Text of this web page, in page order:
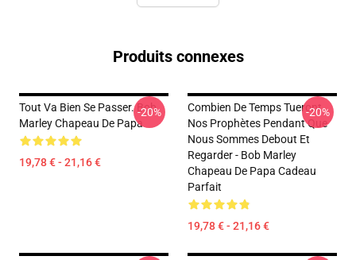
Produits connexes
Tout Va Bien Se Passer. Bob
Marley Chapeau De Papa
19,78 € - 21,16 €
-20%
Combien De Temps Tueront
Nos Prophètes Pendant Que
Nous Sommes Debout Et
Regarder - Bob Marley
Chapeau De Papa Cadeau
Parfait
19,78 € - 21,16 €
-20%